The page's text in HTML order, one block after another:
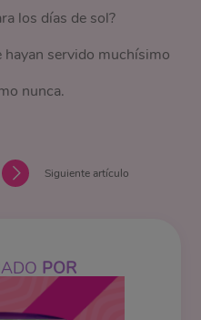
los días de sol?
hayan servido muchísimo
nunca.
Siguiente artículo
POR